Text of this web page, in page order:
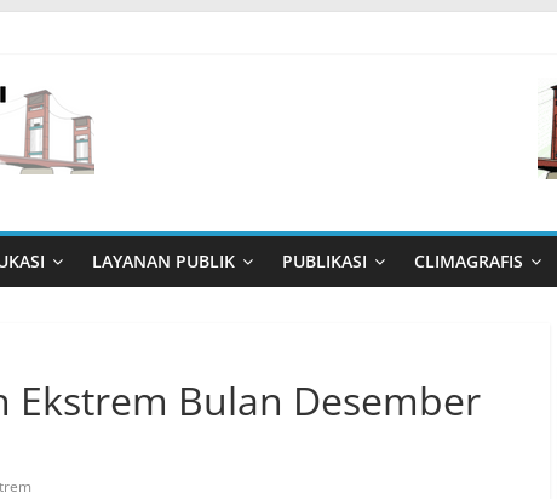
LAYANAN PUBLIK PUBLIKASI CLIMAGRAFIS
Bulan Desember